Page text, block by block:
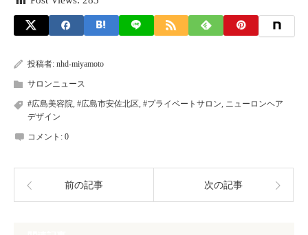
投稿者: nhd-miyamoto
サロンニュース
#広島美容院 #広島市安佐北区 #プライベートサロン
ニューロンヘア
デザイン
コメント: 0
前の記事 次の記事